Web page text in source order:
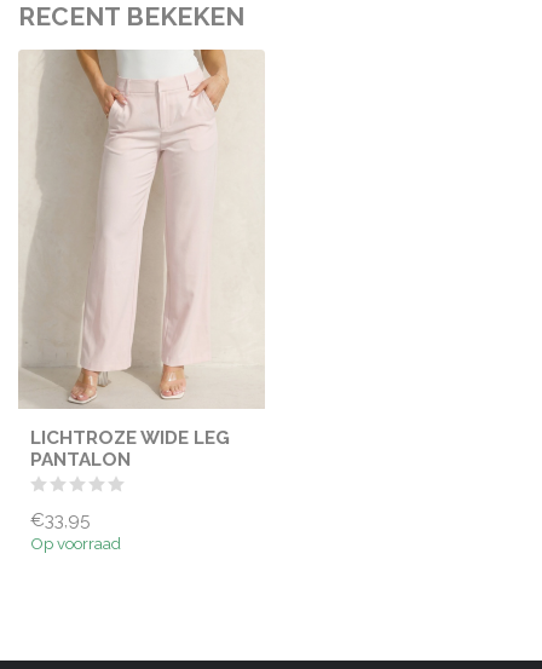
RECENT BEKEKEN
LICHTROZE WIDE LEG
PANTALON
€33,95
Op voorraad